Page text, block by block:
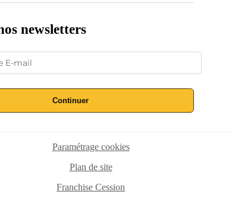
newsletters
Continuer
Paramétrage cookies
Plan de site
Franchise Cession